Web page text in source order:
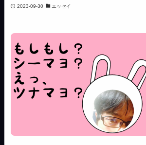
2023-09-30 エッセイ